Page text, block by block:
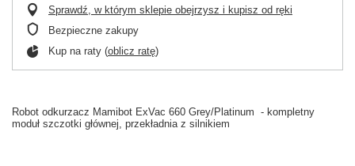
Sprawdź, w którym sklepie obejrzysz i kupisz od ręki
Bezpieczne zakupy
Kup na raty (oblicz ratę)
Robot odkurzacz Mamibot ExVac 660 Grey/Platinum - kompletny
moduł szczotki głównej, przekładnia z silnikiem